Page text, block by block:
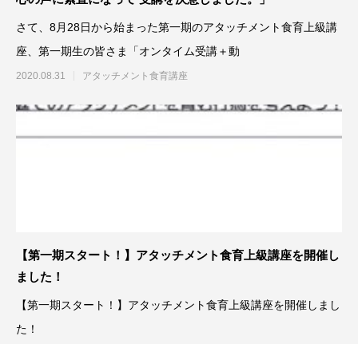
さて、8月28日から始まった第一期のアタッチメント食育上級講
座、第一期生の皆さま「オンタイム受講＋動
2020.08.31 アタッチメント食育講座
【第一期スタート！】アタッチメント食育上級講座を開催し
ました！
【第一期スタート！】アタッチメント食育上級講座を開催しまし
た！